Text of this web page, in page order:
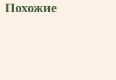
Похожие